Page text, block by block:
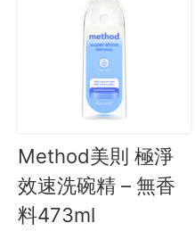
Method美則 極淨
效速洗碗精 – 無香
料473ml